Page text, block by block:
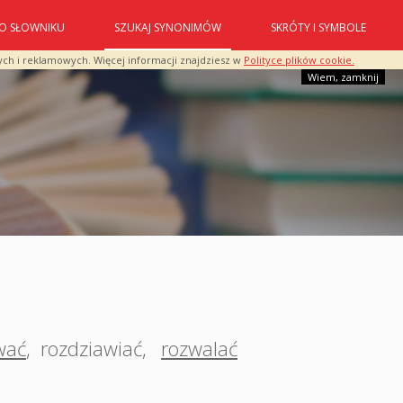
i reklamowych. Więcej informacji znajdziesz w Polityce plików cookie.
Wiem, zamknij
O SŁOWNIKU SZUKAJ SYNONIMÓW SKRÓTY I SYMBOLE
, rozdziawiać, rozwalać